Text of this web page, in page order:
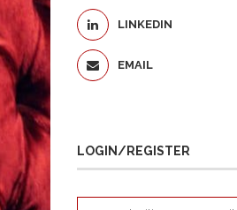
LINKEDIN
EMAIL
LOGIN/REGISTER